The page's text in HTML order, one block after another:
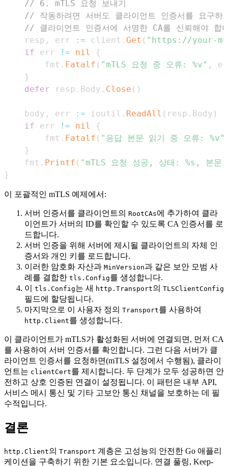
// 6. mTLS 요청 보내기
// 작동하려면 서버도 클라이언트 인증서를 요구하
// 클라이언트 인증서에 서명한 CA를 신뢰해야 합
	resp
, err := client . Get ( "https://your-
if err != nil
{
		fmt
. Fatalf ( "mTLS 요청 중 오류: %v" ,
}
defer resp . Body . Close ( )
	body
, err := ioutil . ReadAll ( resp . Body )
if err != nil
{
		fmt
. Fatalf ( "응답 본문 읽기 중 오류: %v"
}
	fmt
. Printf ( "mTLS 요청 성공, 상태: %s, 본
}
이 포괄적인 mTLS 예제에서:
서버 인증서를 클라이언트의 RootCAs에 추가하여 클라
이언트가 서버의 ID를 확인할 수 있도록 CA 인증서를 로
드합니다.
서버 인증을 위해 서버에 제시될 클라이언트의 자체 인
증서와 개인 키를 로드합니다.
이러한 암호화 자산과 MinVersion과 같은 보안 모범 사
례를 결합한 tls.Config를 생성합니다.
이 tls.Config는 새 http.Transport의 TLSClientConfig
필드에 할당됩니다.
마지막으로 이 사용자 정의 Transport를 사용하여
http.Client를 생성합니다.
이 클라이언트가 mTLS가 활성화된 서버에 연결되면, 먼저 CA
를 사용하여 서버 인증서를 확인합니다. 그런 다음 서버가 클
라이언트 인증서를 요청하면(mTLS 설정에서 수행됨), 클라이
언트는 clientCert를 제시합니다. 두 단계가 모두 성공하면 안
전하고 상호 인증된 연결이 설정됩니다. 이 패턴은 내부 API,
서비스 메시 통신 및 기타 고보안 통신 채널을 보호하는 데 필
수적입니다.
결론
http.Client의 Transport 계층은 고성능의 안전한 Go 애플리
케이션을 구축하기 위한 기본 요소입니다. 연결 풀링, Keep-